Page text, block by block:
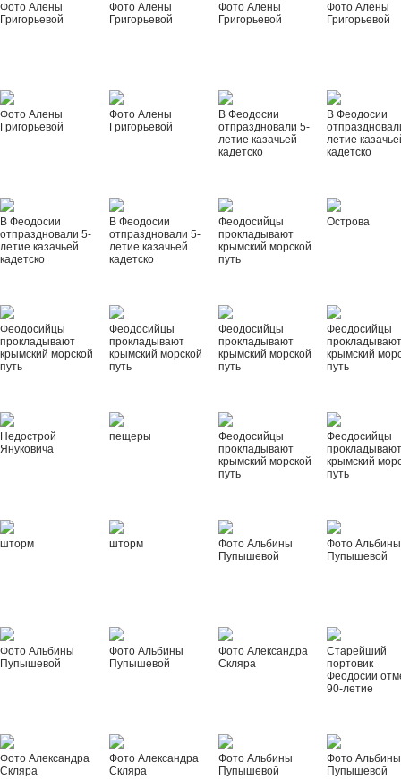
Фото Алены
Григорьевой
Фото Алены
Григорьевой
Фото Алены
Григорьевой
Фото Алены
Григорьевой
Фото Алены
Григорьевой
Фото Алены
Григорьевой
В Феодосии
отпраздновали 5-
летие казачьей
кадетско
В Феодосии
летие
кадетско
В Феодосии
отпраздновали 5-
летие казачьей
кадетско
В Феодосии
отпраздновали 5-
летие казачьей
кадетско
Феодосийцы
прокладывают
крымский морской
путь
Острова
Феодосийцы
прокладывают
крымский морской
путь
Феодосийцы
прокладывают
крымский морской
путь
Феодосийцы
прокладывают
крымский морской
путь
Феодосийцы
крымский
путь
Недострой
Януковича
пещеры
Феодосийцы
прокладывают
крымский морской
путь
Феодосийцы
крымский
путь
шторм шторм
Фото Альбины
Пупышевой
Фото Альбины
Пупышевой
Фото Альбины
Пупышевой
Фото Альбины
Пупышевой
Фото Александра
Скляра
Старейший
портовик
Феодосии
90-летие
Фото Александра
Скляра
Фото Александра
Скляра
Фото Альбины
Пупышевой
Фото Альбины
Пупышевой